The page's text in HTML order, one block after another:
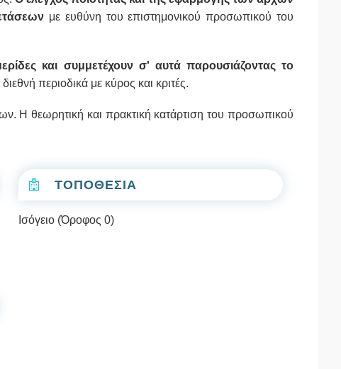
με ευθύνη του επιστημονικού προσωπικού του
και συμμετέχουν σ' αυτά παρουσιάζοντας το
περιοδικά με κύρος και κριτές.
Η θεωρητική και πρακτική κατάρτιση του προσωπικού
ΤΟΠΟΘΕΣΙΑ
Ισόγειο (Όροφος 0)